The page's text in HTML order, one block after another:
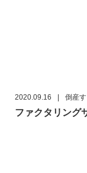
2020.09.16 | 倒産
ファクタリング